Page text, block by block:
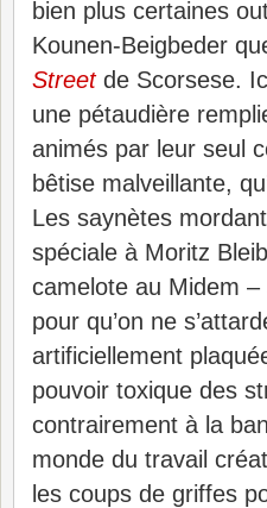
bien plus certaines
Kounen-Beigbeder
Streetde Scorsese.
une pétaudière
animés par leur seul
bêtise malveillante,
Les saynètes
spéciale à Moritz
camelote au Midem
pour qu’on ne
artificiellement
pouvoir toxique des
contrairement à la
monde du travail
les coups de griffes